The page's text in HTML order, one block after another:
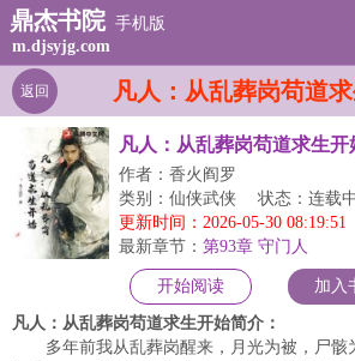
鼎杰书院 手机版
m.djsyjg.com
凡人：从乱葬岗苟道
返回
凡人：从乱葬岗苟道求生开
作者：香火阎罗
类别：仙侠武侠
状态：连载中
更新时间：2026-05-30 08:19:51
最新章节： 第93章 守门人
开始阅读 加入
凡人：从乱葬岗苟道求生开始简介：
多年前我从乱葬岗醒来，月光为被，尸